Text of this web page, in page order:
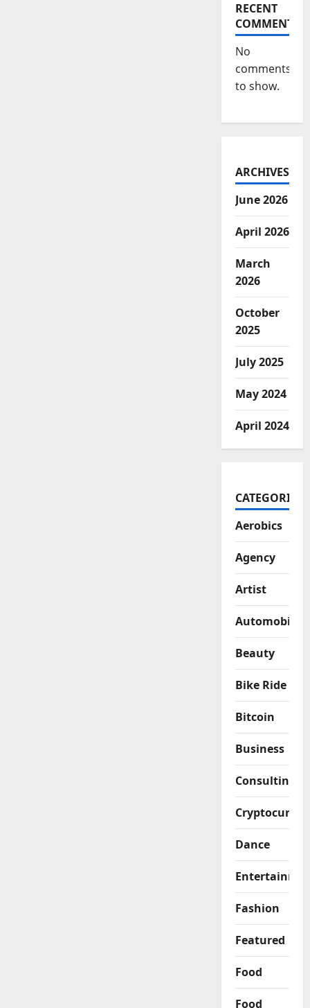
RECENT
COMMENTS
No
comments
to show.
ARCHIVES
June 2026
April 2026
March
2026
October
2025
July 2025
May 2024
April 2024
CATEGORIES
Aerobics
Agency
Artist
Automobiles
Beauty
Bike Ride
Bitcoin
Business
Consulting
Dance
Fashion
Featured
Food
Food